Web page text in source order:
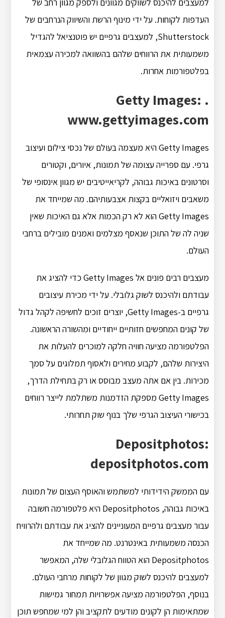
למעצבים להיכנס לשווקים מגוונים ולספק מגוון רחב של
העדפות לקוחות. על ידי מינוף הרשת והשיווק הנרחבים של
Shutterstock, למעצבים גרפיים יש פוטנציאל להגדיל
משמעותית את הרווחים שלהם בהשוואה למכירה עצמאית
בפלטפורמות אחרות.
Getty Images: .
www.gettyimages.com
Getty Images היא מעצמה בעולם של נכסי צילום ועיצוב
גרפי. עם ספרייה עצומה של תמונות, איורים, וקטורים
וסרטונים באיכות גבוהה, לקריאייטיבים יש מגוון אינסופי של
משאבים ויזואליים בקצות אצבעותיהם. מה שמייחד את
Getty Images הוא לא רק הכמות אלא גם האיכות שאין
שניה לה של התוכן שנאסף מצלמים ואמנים מובילים ברחבי
העולם.
מעצבים רבים פונים אל Getty Images כדי להציג את
עבודתם ולהיכנס לשוק גלובלי. על ידי מכירת עיצובים
גרפיים ב-Getty Images, יוצרים זוכים לחשיפה לקהל גדול
של קונים המחפשים חזותיים ייחודיים ומהשורה הראשונה.
הפלטפורמה מציעה חוויה חלקה למוכרים להעלות את
היצירות שלהם, לקבוע מחירים ולאסוף תמלוגים על סמך
מכירות. בין אם אתה מעצב מבוסס או רק בתחילת הדרך,
Getty Images מספקת הזדמנות משתלמת לייצר רווחים
בכישורי העיצוב הגרפי שלך בנוף שוק תחרותי.
Depositphotos:
depositphotos.com
עם הממשק הידידותי למשתמש והאוסף העצום של תמונות
באיכות גבוהה, Depositphotos היא פלטפורמה חשובה
עבור מעצבים גרפיים המעוניינים להציג את עבודתם ולהרוויח
הכנסה משמעותית באינטרנט. מה שמייחד את
Depositphotos הוא הטווח הגלובלי שלה, המאפשר
למעצבים להיכנס לשוק מגוון של לקוחות מרחבי העולם.
בנוסף, הפלטפורמה מציעה אפשרויות תמחור גמישות
שמתאימות הן לקונים מודעים לתקציב והן למי שמחפש תוכן